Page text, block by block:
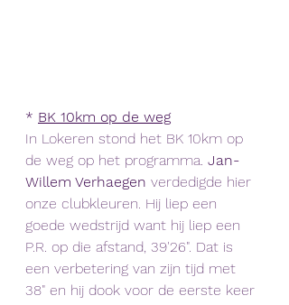
* BK 10km op de weg
In Lokeren stond het BK 10km op
de weg op het programma. Jan-
Willem Verhaegen verdedigde hier
onze clubkleuren. Hij liep een
goede wedstrijd want hij liep een
P.R. op die afstand, 39'26". Dat is
een verbetering van zijn tijd met
38" en hij dook voor de eerste keer